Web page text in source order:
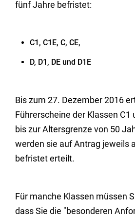
fünf Jahre befristet:
C1, C1E, C, CE,
D, D1, DE und D1E
Bis zum 27. Dezember 2016
Führerscheine der Klassen C1
bis zur Altersgrenze von 50
werden sie auf Antrag jeweils
befristet erteilt.
Für manche Klassen müssen
dass Sie die "besonderen